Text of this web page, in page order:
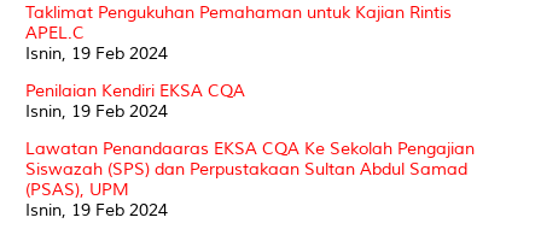
Taklimat Pengukuhan Pemahaman untuk Kajian Rintis
APEL.C
Isnin, 19 Feb 2024
Penilaian Kendiri EKSA CQA
Isnin, 19 Feb 2024
Lawatan Penandaaras EKSA CQA Ke Sekolah Pengajian
Siswazah (SPS) dan Perpustakaan Sultan Abdul Samad
(PSAS), UPM
Isnin, 19 Feb 2024